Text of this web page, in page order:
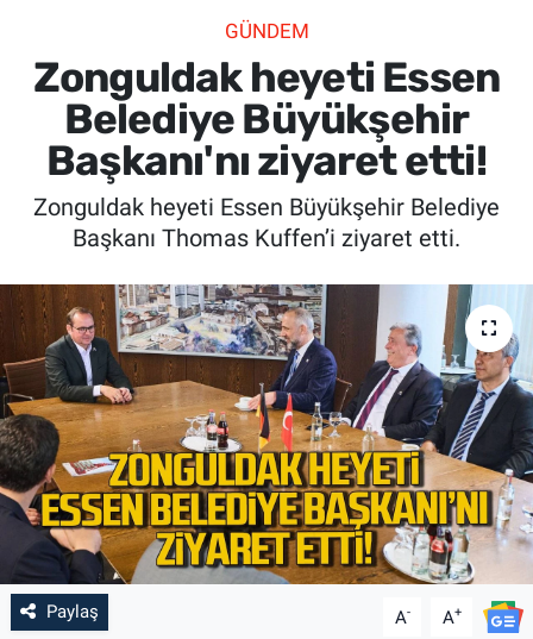
GÜNDEM
Zonguldak heyeti Essen
Belediye Büyükşehir
Başkanı'nı ziyaret etti!
Zonguldak heyeti Essen Büyükşehir Belediye
Başkanı Thomas Kuffen’i ziyaret etti.
Paylaş A- A+
SPOR
SAĞLIK